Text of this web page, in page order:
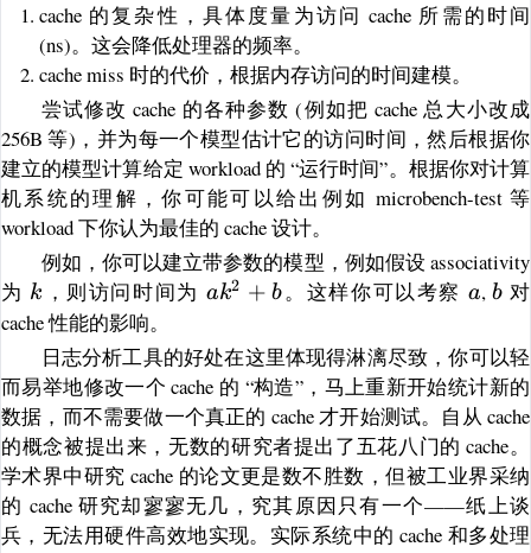
cache 的复杂性，具体度量为访问 cache 所需的时间
(ns)。这会降低处理器的频率。
cache miss 时的代价，根据内存访问的时间建模。
尝试修改 cache 的各种参数 (例如把 cache 总大小改成
256B 等)，并为每一个模型估计它的访问时间，然后根据你
建立的模型计算给定 workload 的 “运行时间”。根据你对计算
机系统的理解，你可能可以给出例如 microbench-test 等
workload 下你认为最佳的 cache 设计。
例如，你可以建立带参数的模型，例如假设 associativity
为 k
k ，则访问时间为 ak^2
ak2 + b。这样你可以考察 a
a,b
b 对
cache 性能的影响。
日志分析工具的好处在这里体现得淋漓尽致，你可以轻
而易举地修改一个 cache 的 “构造”，马上重新开始统计新的
数据，而不需要做一个真正的 cache 才开始测试。自从 cache
的概念被提出来，无数的研究者提出了五花八门的 cache。
学术界中研究 cache 的论文更是数不胜数，但被工业界采纳
的 cache 研究却寥寥无几，究其原因只有一个——纸上谈
兵，无法用硬件高效地实现。实际系统中的 cache 和多处理